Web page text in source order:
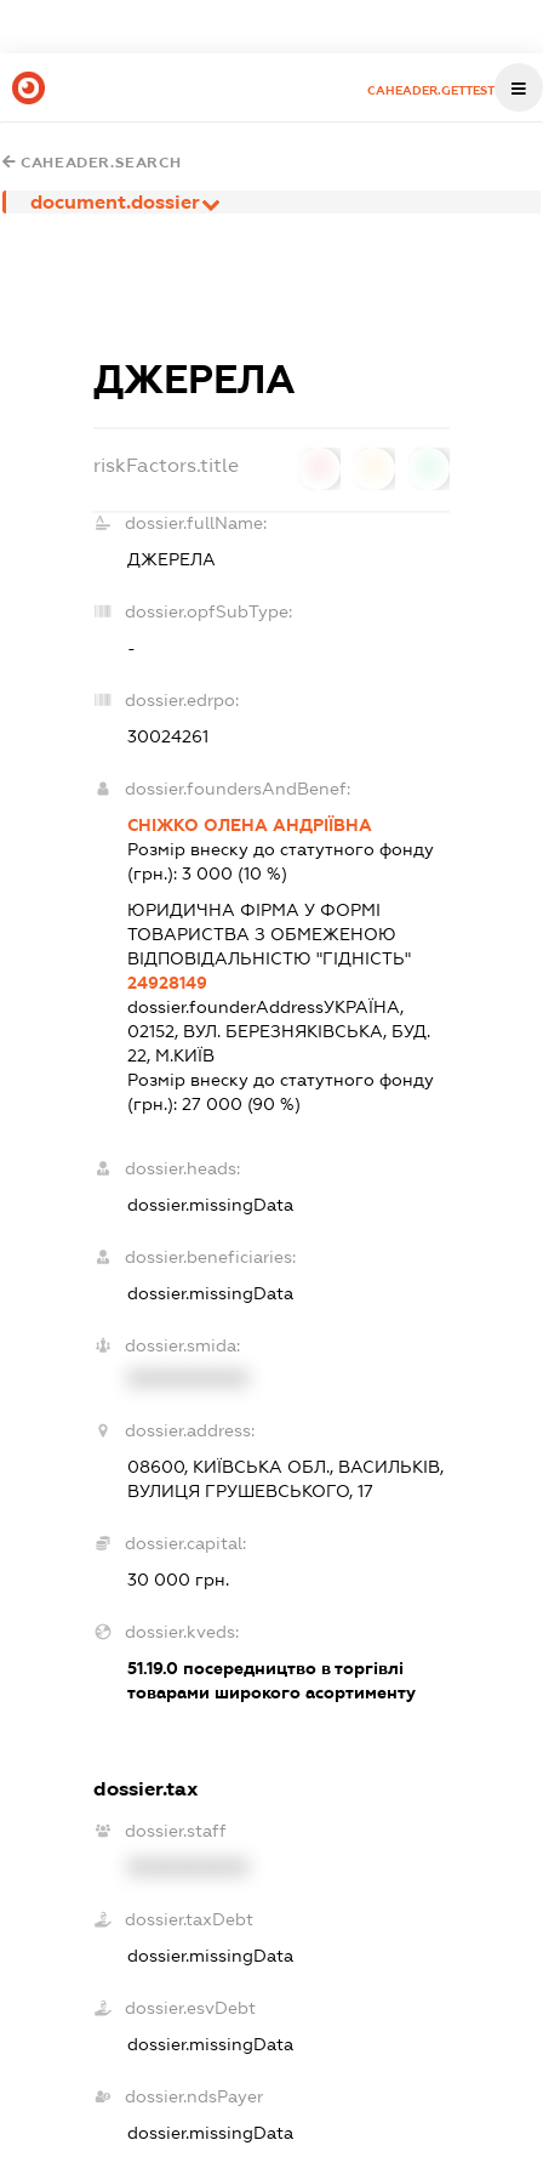
CAHEADER.GETTEST
CAHEADER.SEARCH
document.dossier
ДЖЕРЕЛА
riskFactors.title
dossier.fullName:
ДЖЕРЕЛА
dossier.opfSubType:
-
dossier.edrpo:
30024261
dossier.foundersAndBenef:
СНІЖКО ОЛЕНА АНДРІЇВНА
Розмір внеску до статутного фонду
(грн.):3 000 (10 %)
ЮРИДИЧНА ФІРМА У ФОРМІ
ТОВАРИСТВА З ОБМЕЖЕНОЮ
ВІДПОВІДАЛЬНІСТЮ "ГІДНІСТЬ"
24928149
dossier.founderAddressУКРАЇНА,
02152, ВУЛ. БЕРЕЗНЯКІВСЬКА, БУД.
22, М.КИЇВ
Розмір внеску до статутного фонду
(грн.):27 000 (90 %)
dossier.heads:
dossier.missingData
dossier.beneficiaries:
dossier.missingData
dossier.smida:
dossier.address:
08600, КИЇВСЬКА ОБЛ., ВАСИЛЬКІВ,
ВУЛИЦЯ ГРУШЕВСЬКОГО, 17
dossier.capital:
30 000 грн.
dossier.kveds:
51.19.0 посередництво в торгівлі
товарами широкого асортименту
dossier.tax
dossier.staff
dossier.taxDebt
dossier.missingData
dossier.esvDebt
dossier.missingData
dossier.ndsPayer
dossier.missingData